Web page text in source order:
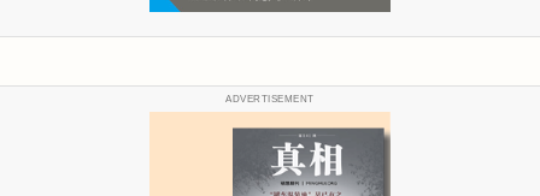
ADVERTISEMENT